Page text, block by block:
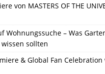
Kontraste
von MASTERS OF THE
Wohnungssuche – Was
sollten
& Global Fan Celebration